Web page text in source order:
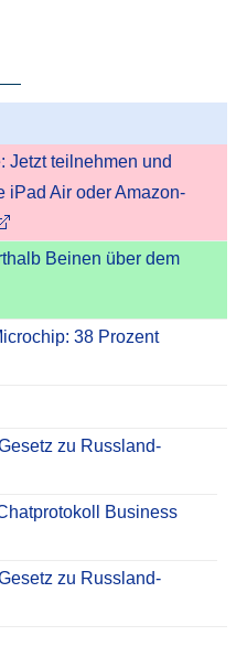
Jetzt teilnehmen und
iPad Air oder Amazon-
Beinen über dem
38 Prozent
zu Russland-
Business
zu Russland-